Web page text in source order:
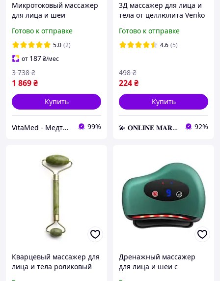
Микротоковый массажер
для лица и шеи
массажер для контура
лица Камень гуаша
Beauty
Готово к отправке
5.0 (2)
от 187₴/мес
1 869₴
3 738 ₴
Купить
VitaMed - Медтехніка для дому, товари для здоров'я та краси! 99%
3Д массажер для лица и
тела от целлюлита Venko
Готово к отправке
4.6 (5)
224₴
498 ₴
Купить
💫 𝐎𝐍𝐋𝐈𝐍𝐄 𝐌𝐀𝐑𝐊𝐄𝐓 💫 – Актуальные товары по самым выгодным ценам! 92%
Кварцевый массажер для
лица и тела роликовый
Дренажный массажер
для лица и шеи с